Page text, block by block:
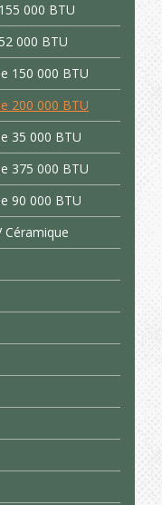
000 BTU
000 BTU
150 000 BTU
200 000 BTU
35 000 BTU
375 000 BTU
90 000 BTU
Céramique